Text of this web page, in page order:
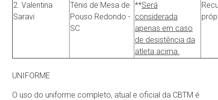
2. Valentina
Saravi
Tênis de Mesa de
Pouso Redondo -
SC
**Será
considerada
apenas em caso
de desistência da
atleta acima.
UNIFORME
O uso do uniforme completo, atual e oficial da CBTM é